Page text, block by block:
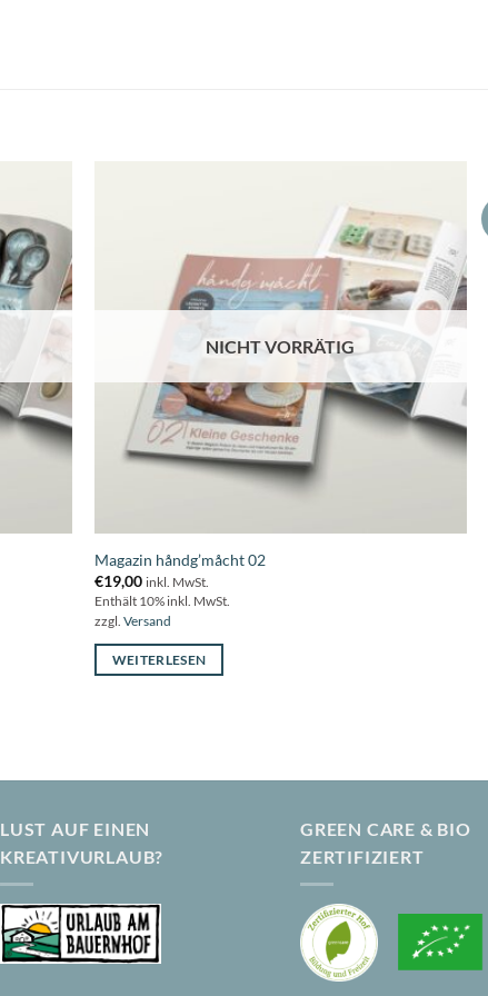
NICHT VORRÄTIG
Magazin håndg’måcht 02
€19,00 inkl. MwSt.
Enthält 10% inkl. MwSt.
zzgl. Versand
WEITERLESEN
LUST AUF EINEN
KREATIVURLAUB?
GREEN CARE & BIO
ZERTIFIZIERT